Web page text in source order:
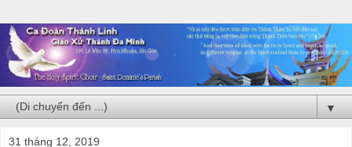
▼
31 tháng 12, 2019